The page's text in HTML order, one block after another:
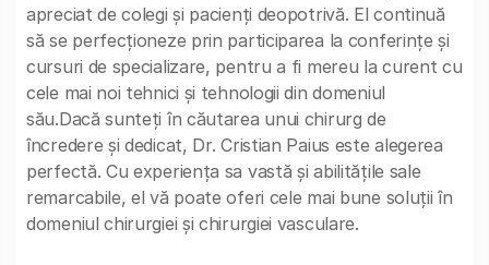
apreciat de colegi și pacienți deopotrivă. El continuă
să se perfecționeze prin participarea la conferințe și
cursuri de specializare, pentru a fi mereu la curent cu
cele mai noi tehnici și tehnologii din domeniul
său.Dacă sunteți în căutarea unui chirurg de
încredere și dedicat, Dr. Cristian Paius este alegerea
perfectă. Cu experiența sa vastă și abilitățile sale
remarcabile, el vă poate oferi cele mai bune soluții în
domeniul chirurgiei și chirurgiei vasculare.